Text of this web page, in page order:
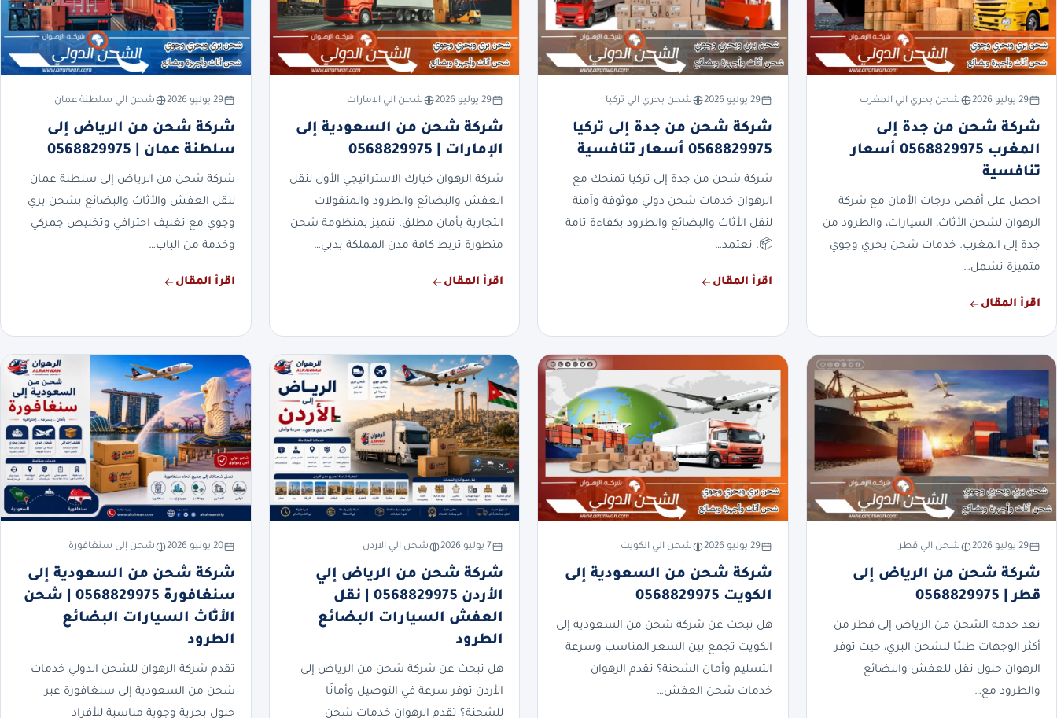
29 يوليو 2026 شحن بحري الي المغرب
شركة شحن من جدة إلى
المغرب 0568829975 أسعار
تنافسية
احصل على أقصى درجات الأمان مع شركة
الرهوان لشحن الأثاث، السيارات، والطرود من
جدة إلى المغرب. خدمات شحن بحري وجوي
متميزة تشمل…
اقرأ المقال
29 يوليو 2026 شحن بحري الي تركيا
شركة شحن من جدة إلى تركيا
0568829975 أسعار تنافسية
شركة شحن من جدة إلى تركيا تمنحك مع
الرهوان خدمات شحن دولي موثوقة وآمنة
لنقل الأثاث والبضائع والطرود بكفاءة تامة
📦. نعتمد…
اقرأ المقال
29 يوليو 2026 شحن الي الامارات
شركة شحن من السعودية إلى
الإمارات | 0568829975
شركة الرهوان خيارك الاستراتيجي الأول لنقل
العفش والبضائع والطرود والمنقولات
التجارية بأمان مطلق. نتميز بمنظومة شحن
متطورة تربط كافة مدن المملكة بدبي…
اقرأ المقال
29 يوليو 2026 شحن الي سلطنة عمان
شركة شحن من الرياض إلى
سلطنة عمان | 0568829975
شركة شحن من الرياض إلى سلطنة عمان
لنقل العفش والأثاث والبضائع بشحن بري
وجوي مع تغليف احترافي وتخليص جمركي
وخدمة من الباب…
اقرأ المقال
29 يوليو 2026 شحن الي قطر
شركة شحن من الرياض إلى
قطر | 0568829975
تعد خدمة الشحن من الرياض إلى قطر من
أكثر الوجهات طلبًا للشحن البري، حيث توفر
الرهوان حلول نقل للعفش والبضائع
والطرود مع…
29 يوليو 2026 شحن الي الكويت
شركة شحن من السعودية إلى
الكويت 0568829975
هل تبحث عن شركة شحن من السعودية إلى
الكويت تجمع بين السعر المناسب وسرعة
التسليم وأمان الشحنة؟ تقدم الرهوان
خدمات شحن العفش…
7 يوليو 2026 شحن الي الاردن
شركة شحن من الرياض إلي
الأردن 0568829975 | نقل
العفش السيارات البضائع
الطرود
هل تبحث عن شركة شحن من الرياض إلى
الأردن توفر سرعة في التوصيل وأمانًا
للشحنة؟ تقدم الرهوان خدمات شحن
20 يونيو 2026 شحن إلى سنغافورة
شركة شحن من السعودية إلى
سنغافورة 0568829975 | شحن
الأثاث السيارات البضائع
الطرود
تقدم شركة الرهوان للشحن الدولي خدمات
شحن من السعودية إلى سنغافورة عبر
حلول بحرية وجوية مناسبة للأفراد